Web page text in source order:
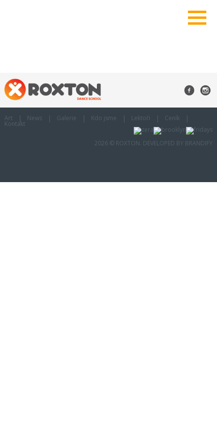
Art News Galerie Kdo jsme Lektoři Ceník
Kontakt
2026 © ROXTON. DEVELOPED BY BRANDIFY